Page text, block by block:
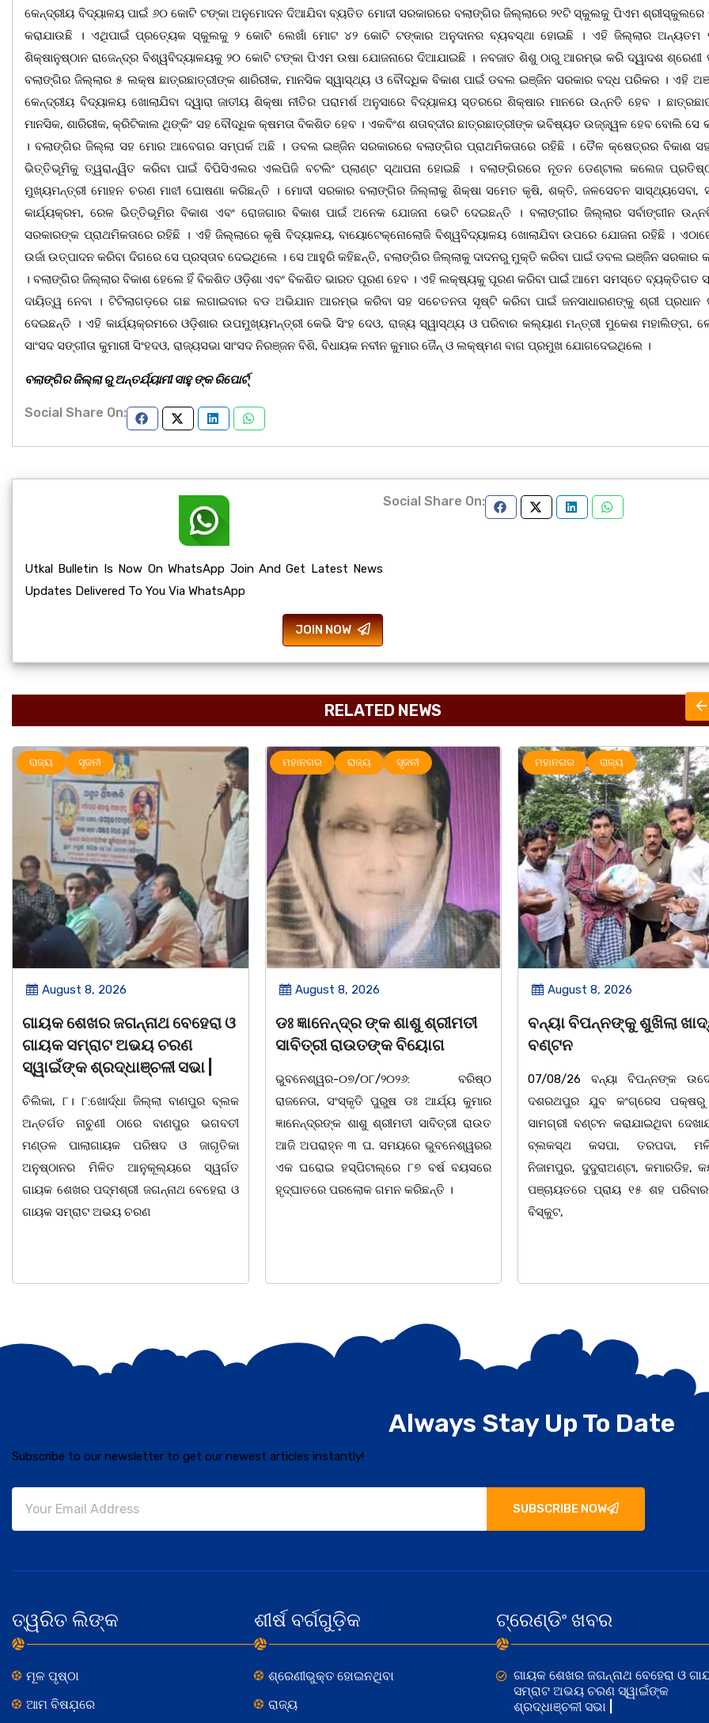
କେନ୍ଦ୍ରୀୟ ବିଦ୍ୟାଳୟ ପାଇଁ ୬୦ କୋଟି ଟଙ୍କା ଅନୁମୋଦନ ଦିଆଯିବା ବ୍ୟତିତ ମୋଦୀ ସରକାରରେ ବଲାଙ୍ଗିର ଜିଲ୍ଲାରେ ୨୧ଟି ସ୍କୁଲକୁ ପିଏମ
କରାଯାଉଛି । ଏଥିପାଇଁ ପ୍ରତ୍ୟେକ ସ୍କୁଲକୁ ୨ କୋଟି ଲେଖାଁ ମୋଟ ୪୨ କୋଟି ଟଙ୍କାର ଅନୁଦାନର ବ୍ୟବସ୍ଥା ହୋଇଛି । ଏହି ଜିଲ୍ଲାର ଅନ୍ୟତମ
ଶିକ୍ଷାନୁଷ୍ଠାନ ରାଜେନ୍ଦ୍ର ବିଶ୍ୱବିଦ୍ୟାଳୟକୁ ୨୦ କୋଟି ଟଙ୍କା ପିଏମ ଉଷା ଯୋଜନାରେ ଦିଆଯାଇଛି । ନବଜାତ ଶିଶୁ ଠାରୁ ଆରମ୍ଭ କରି ଦ୍ୱାଦଶ ଶ୍ରେଣୀ
ବଲାଙ୍ଗିର ଜିଲ୍ଲାର ୫ ଲକ୍ଷ ଛାତ୍ରଛାତ୍ରୀଙ୍କ ଶାରିରୀକ, ମାନସିକ ସ୍ୱାସ୍ଥ୍ୟ ଓ ବୌଦ୍ଧିକ ବିକାଶ ପାଇଁ ଡବଲ ଇଞ୍ଜିନ ସରକାର ବଦ୍ଧ ପରିକର । ଏହି
କେନ୍ଦ୍ରୀୟ ବିଦ୍ୟାଳୟ ଖୋଲାଯିବା ଦ୍ୱାରା ଜାତୀୟ ଶିକ୍ଷା ନୀତିର ପରାମର୍ଶ ଅନୁସାରେ ବିଦ୍ୟାଳୟ ସ୍ତରରେ ଶିକ୍ଷାର ମାନରେ ଉନ୍ନତି ହେବ ।
ମାନସିକ, ଶାରିରୀକ, କ୍ରିଟିକାଲ ଥିଙ୍କିଂ ସହ ବୌଦ୍ଧିକ କ୍ଷମତା ବିକଶିତ ହେବ । ଏକବିଂଶ ଶତାବ୍ଦୀର ଛାତ୍ରଛାତ୍ରୀଙ୍କ ଭବିଷ୍ୟତ ଉଜ୍ଜ୍ୱଳ ହେବ ବୋଲି ସେ
। ବଲାଙ୍ଗିର ଜିଲ୍ଲା ସହ ମୋର ଆବେଗର ସମ୍ପର୍କ ଅଛି । ଡବଲ ଇଞ୍ଜିନ ସରକାରରେ ବଲାଙ୍ଗିର ପ୍ରାଥମିକତାରେ ରହିଛି । ତୈଳ କ୍ଷେତ୍ରର ବିକାଶ
ଭିତ୍ତିଭୂମିକୁ ତ୍ୱରାନ୍ୱିତ କରିବା ପାଇଁ ବିପିସିଏଲର ଏଲପିଜି ବଟଲିଂ ପ୍ଲାଣ୍ଟ ସ୍ଥାପନା ହୋଇଛି । ବଲାଙ୍ଗିରରେ ନୂତନ ଡେଣ୍ଟାଲ କଲେଜ
ମୁଖ୍ୟମନ୍ତ୍ରୀ ମୋହନ ଚରଣ ମାଝୀ ଘୋଷଣା କରିଛନ୍ତି । ମୋଦୀ ସରକାର ବଲାଙ୍ଗିର ଜିଲ୍ଲାକୁ ଶିକ୍ଷା ସମେତ କୃଷି, ଶକ୍ତି, ଜଳସେଚନ ସାସ୍ଥ୍ୟସେବା,
କାର୍ଯ୍ୟକ୍ରମ, ରେଳ ଭିତ୍ତିଭୂମିର ବିକାଶ ଏବଂ ରୋଜଗାର ବିକାଶ ପାଇଁ ଅନେକ ଯୋଜନା ଭେଟି ଦେଇଛନ୍ତି । ବଲାଙ୍ଗୀର ଜିଲ୍ଲାର ସର୍ବାଙ୍ଗୀନ
ସରକାରଙ୍କ ପ୍ରାଥମିକତାରେ ରହିଛି । ଏହି ଜିଲ୍ଲାରେ କୃଷି ବିଦ୍ୟାଳୟ, ବାୟୋଟେକ୍ନୋଲୋଜି ବିଶ୍ୱବିଦ୍ୟାଳୟ ଖୋଲାଯିବା ଉପରେ ଯୋଜନା ରହିଛି ।
ଉର୍ଜା ଉତ୍ପାଦନ କରିବା ଦିଗରେ ସେ ପ୍ରସ୍ତାବ ଦେଇଥିଲେ । ସେ ଆହୁରି କହିଛନ୍ତି, ବଲାଙ୍ଗିର ଜିଲ୍ଲାକୁ ଦାଦନରୁ ମୁକ୍ତି କରିବା ପାଇଁ ଡବଲ ଇଞ୍ଜିନ ସରକାର
। ବଲାଙ୍ଗିର ଜିଲ୍ଲାର ବିକାଶ ହେଲେ ହିଁ ବିକଶିତ ଓଡ଼ିଶା ଏବଂ ବିକଶିତ ଭାରତ ପୂରଣ ହେବ । ଏହି ଲକ୍ଷ୍ୟକୁ ପୂରଣ କରିବା ପାଇଁ ଆମେ ସମସ୍ତେ ବ୍ୟକ୍ତିଗତ
ଦାୟିତ୍ୱ ନେବା । ଟିଟିଲାଗଡ଼ରେ ଗଛ ଲଗାଇବାର ବଡ ଅଭିଯାନ ଆରମ୍ଭ କରିବା ସହ ସଚେତନତା ସୃଷ୍ଟି କରିବା ପାଇଁ ଜନସାଧାରଣଙ୍କୁ ଶ୍ରୀ ପ୍ରଧାନ
ଦେଇଛନ୍ତି । ଏହି କାର୍ଯ୍ୟକ୍ରମରେ ଓଡ଼ିଶାର ଉପମୁଖ୍ୟମନ୍ତ୍ରୀ କେଭି ସିଂହ ଦେଓ, ରାଜ୍ୟ ସ୍ୱାସ୍ଥ୍ୟ ଓ ପରିବାର କଲ୍ୟାଣ ମନ୍ତ୍ରୀ ମୁକେଶ ମହାଲିଙ୍ଗ,
ସାଂସଦ ସଙ୍ଗୀତା କୁମାରୀ ସିଂହଦଓ, ରାଜ୍ୟସଭା ସାଂସଦ ନିରଞ୍ଜନ ବିଶି, ବିଧାୟକ ନବୀନ କୁମାର ଜୈନ୍ ଓ ଲକ୍ଷ୍ମଣ ବାଗ ପ୍ରମୁଖ ଯୋଗଦେଇଥିଲେ ।
ବଲାଙ୍ଗିର ଜିଲ୍ଲା ରୁ ଅନ୍ତର୍ଯ୍ୟାମୀ ସାହୁ ଙ୍କ ରିପୋର୍ଟ୍
Social Share On:
Utkal Bulletin Is Now On WhatsApp Join And Get Latest News
Updates Delivered To You Via WhatsApp
JOIN NOW
Social Share On:
RELATED NEWS
ମହାନଗର ରାଜ୍ୟ
August 8, 2026
ଡଃ ଜ୍ଞାନେନ୍ଦ୍ର ଙ୍କ ଶାଶୁ ଶ୍ରୀମତୀ
ସାବିତ୍ରୀ ରାଉତଙ୍କ ବିୟୋଗ
ଭୁବନେଶ୍ୱର-୦୭/୦୮/୨୦୨୬: ବରିଷ୍ଠ
ରାଜନେତା, ସଂସ୍କୃତି ପୁରୁଷ ଡଃ ଆର୍ଯ୍ୟ କୁମାର
ଜ୍ଞାନେନ୍ଦ୍ରଙ୍କ ଶାଶୁ ଶ୍ରୀମତୀ ସାବିତ୍ରୀ ରାଉତ
ଆଜି ଅପରାହ୍ନ ୩ ଘ. ସମୟରେ ଭୁବନେଶ୍ୱରର
ଏକ ଘରୋଇ ହସ୍ପିଟାଲ୍ରେ ୮୭ ବର୍ଷ ବୟସରେ
ହୃଦ୍ଘାତରେ ପରଲୋକ ଗମନ କରିଛନ୍ତି ।
ମହାନଗର ରାଜ୍ୟ
August 8, 2026
ବନ୍ୟା ବିପନ୍ନଙ୍କୁ ଶୁଖିଲା ଖାଦ୍ୟ
ବଣ୍ଟନ
07/08/26 ବନ୍ୟା ବିପନ୍ନଙ୍କ ଉଦେଶ୍ୟରେ
ଦଶରଥପୁର ଯୁବ କଂଗ୍ରେସ ପକ୍ଷରୁ ରିଲିଫ
ସାମଗ୍ରୀ ବଣ୍ଟନ କରାଯାଇଥିବା ଦେଖାଯାଇଛି ।
ବ୍ଲକସ୍ଥ କସପା, ତରପଦା, ମଲିକାପୁର,
ନିଜାମପୁର, ଦୁଦୁରାଅଣ୍ଟା, କମାରଡିହ, କୟାଁ ଆଦି
ପଞ୍ଚାୟତରେ ପ୍ରାୟ ୧୫ ଶହ ପରିବାରକୁ ମୁଡି,
ରାଜ୍ୟ
August 8, 2026
ସାମ୍ବାଦିକ ମାନେ ସମାଜର
ବାଲିଅନ୍ତା-ପାହାଳ-ଧଉଳି କାର୍ଯ୍ୟରତ
ସଂଘର ବାର୍ଷିକ ଉତ୍ସବ
୮:ଅଟଳା ସ୍ଥିତ ଆସ୍ଥା
ମ୍ୟାନେଜମେଣ୍ଟ ଅଡିଟୋରିୟମରେ
ପାହାଳ-ଧଉଳି କାର୍ଯ୍ୟରତ
ବାର୍ଷିକ ଉତ୍ସବ ଅତ୍ୟନ୍ତ
ଅନୁଷ୍ଠିତ ହୋଇଯାଇଛି। ସଂଘର
ତଥା ଉପଦେଷ୍ଟା କିଶୋର
Always Stay Up To Date
Subscribe to our newsletter to get our newest articles instantly!
SUBSCRIBE NOW
ତ୍ୱରିତ ଲିଙ୍କ
ମୂଳ ପୃଷ୍ଠା
ଆମ ବିଷଯ଼ରେ
ଶୀର୍ଷ ବର୍ଗଗୁଡ଼ିକ
ଶ୍ରେଣୀଭୁକ୍ତ ହୋଇନଥିବା
ରାଜ୍ୟ
ଟ୍ରେଣ୍ଡିଂ ଖବର
ଗାୟକ ଶେଖର ଜଗନ୍ନାଥ ବେହେରା ଓ
ସମ୍ରାଟ ଅଭୟ ଚରଣ ସ୍ୱାଇଁଙ୍କ
ଶ୍ରଦ୍ଧାଞ୍ଚଳୀ ସଭା |